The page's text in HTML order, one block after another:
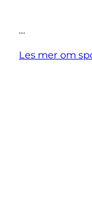
…
Les mer om